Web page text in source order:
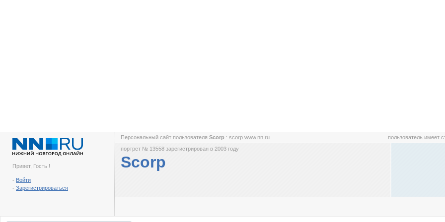
Привет, Гость !
- Войти
- Зарегистрироваться
Персональный сайт пользователя Scorp : scorp.www.nn.ru пользователь имеет
портрет № 13558 зарегистрирован в 2003 году
Scorp